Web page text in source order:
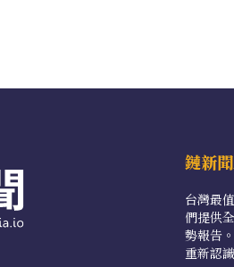
鏈新
台灣最
們提供
勢報告
重新認